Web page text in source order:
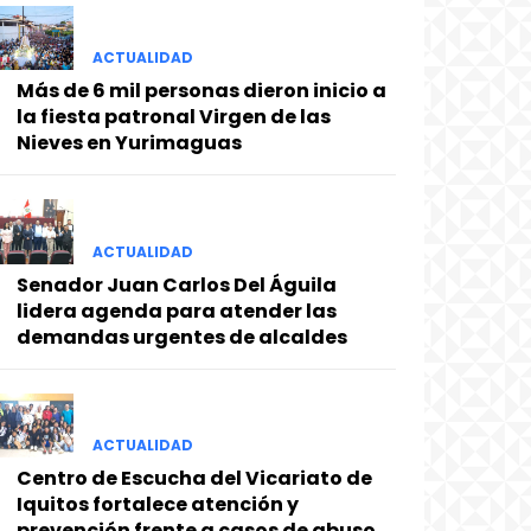
ACTUALIDAD
Más de 6 mil personas dieron inicio a
la fiesta patronal Virgen de las
Nieves en Yurimaguas
ACTUALIDAD
Senador Juan Carlos Del Águila
lidera agenda para atender las
demandas urgentes de alcaldes
ACTUALIDAD
Centro de Escucha del Vicariato de
Iquitos fortalece atención y